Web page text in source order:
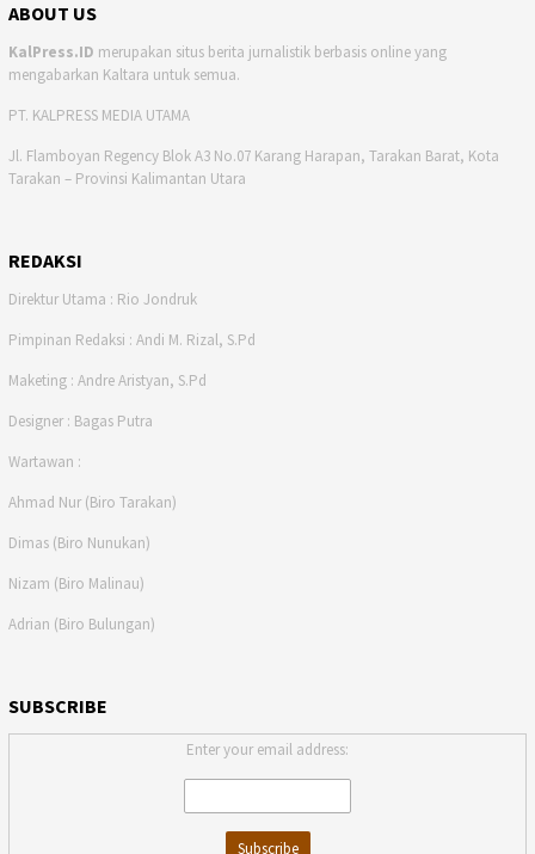
ABOUT US
KalPress.ID merupakan situs berita jurnalistik berbasis online yang
mengabarkan Kaltara untuk semua.
PT. KALPRESS MEDIA UTAMA
Jl. Flamboyan Regency Blok A3 No.07 Karang Harapan, Tarakan Barat, Kota
Tarakan – Provinsi Kalimantan Utara
REDAKSI
Direktur Utama : Rio Jondruk
Pimpinan Redaksi : Andi M. Rizal, S.Pd
Maketing : Andre Aristyan, S.Pd
Designer : Bagas Putra
Wartawan :
Ahmad Nur (Biro Tarakan)
Dimas (Biro Nunukan)
Nizam (Biro Malinau)
Adrian (Biro Bulungan)
SUBSCRIBE
Enter your email address: